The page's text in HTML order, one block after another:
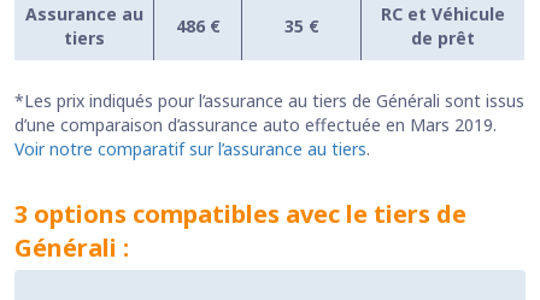
Assurance au
tiers
486 € 35 €
RC et Véhicule
de prêt
*Les prix indiqués pour l’assurance au tiers de Générali sont issus
d’une comparaison d’assurance auto effectuée en Mars 2019.
Voir notre comparatif sur l’assurance au tiers.
3 options compatibles avec le tiers de
Générali :